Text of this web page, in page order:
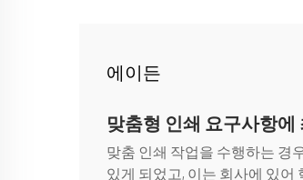
에이든
맞춤형 인쇄 요구사항에
맞춤 인쇄 작업을 수행하는 경
있게 되었고, 이는 회사에 있어